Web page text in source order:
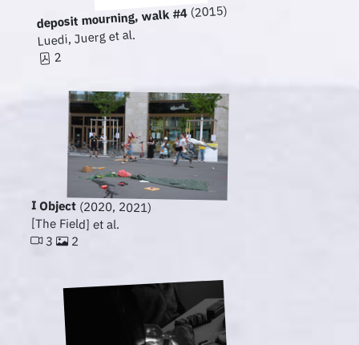
deposit mourning, walk #4(2015)
Luedi, Juerg et al.
2
I Object (2020, 2021)
[The Field] et al.
3 2